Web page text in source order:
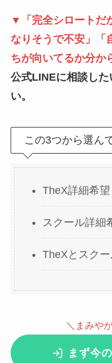
▼「完全シロートだ
なりそうで不安」「
ちが向いてるか分か
公式LINEに相談し
い。
この3つから選ん
TheX詳細希望
スクール詳細
TheXとスク
＼まみや
まず今